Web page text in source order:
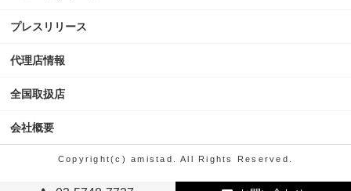
プレスリリース
代理店情報
全国取扱店
会社概要
Copyright(c) amistad. All Rights Reserved.